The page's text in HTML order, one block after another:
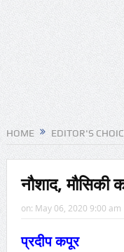
HOME EDITOR'S
नौशाद, मौसिकी
on: May 06, 2020 9:00 am
प्रदीप कपूर